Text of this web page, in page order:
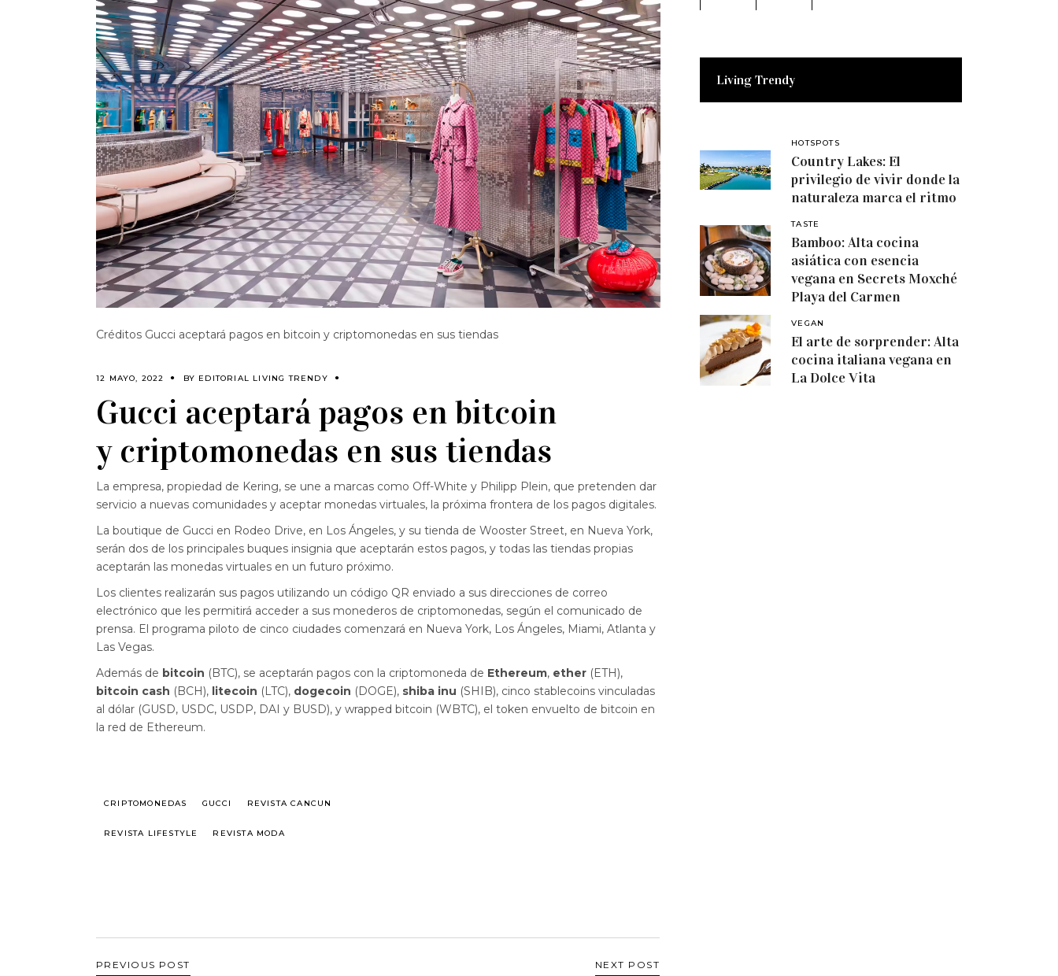
Créditos Gucci aceptará pagos en bitcoin y criptomonedas en sus tiendas
12 MAYO, 2022 BY EDITORIAL LIVING TRENDY
Gucci aceptará pagos en bitcoin
y criptomonedas en sus tiendas
La empresa, propiedad de Kering, se une a marcas como Off-White y Philipp Plein, que pretenden dar
servicio a nuevas comunidades y aceptar monedas virtuales, la próxima frontera de los pagos digitales.
La boutique de Gucci en Rodeo Drive, en Los Ángeles, y su tienda de Wooster Street, en Nueva York,
serán dos de los principales buques insignia que aceptarán estos pagos, y todas las tiendas propias
aceptarán las monedas virtuales en un futuro próximo.
Los clientes realizarán sus pagos utilizando un código QR enviado a sus direcciones de correo
electrónico que les permitirá acceder a sus monederos de criptomonedas, según el comunicado de
prensa. El programa piloto de cinco ciudades comenzará en Nueva York, Los Ángeles, Miami, Atlanta y
Las Vegas.
Además de bitcoin (BTC), se aceptarán pagos con la criptomoneda de Ethereum, ether (ETH),
bitcoin cash (BCH), litecoin (LTC), dogecoin (DOGE), shiba inu (SHIB), cinco stablecoins vinculadas
al dólar (GUSD, USDC, USDP, DAI y BUSD), y wrapped bitcoin (WBTC), el token envuelto de bitcoin en
la red de Ethereum.
CRIPTOMONEDAS GUCCI REVISTA CANCUN
REVISTA LIFESTYLE REVISTA MODA
PREVIOUS POST NEXT POST
Living Trendy
HOTSPOTS
Country Lakes: El
privilegio de vivir donde la
naturaleza marca el ritmo
TASTE
Bamboo: Alta cocina
asiática con esencia
vegana en Secrets Moxché
Playa del Carmen
VEGAN
El arte de sorprender: Alta
cocina italiana vegana en
La Dolce Vita